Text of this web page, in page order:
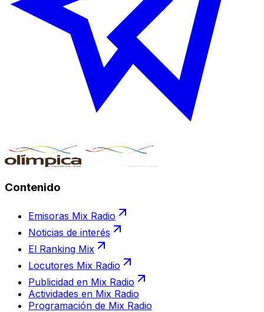
Contenido
Emisoras Mix Radio
Noticias de interés
El Ranking Mix
Locutores Mix Radio
Publicidad en Mix Radio
Actividades en Mix Radio
Programación de Mix Radio